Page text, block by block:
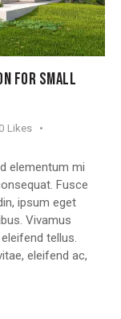
FOR SMALL
0 Likes
elementum mi
Fusce
ipsum eget
Vivamus
tellus.
eleifend ac,